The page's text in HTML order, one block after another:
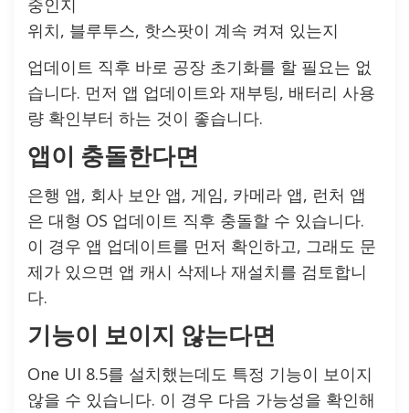
중인지
위치, 블루투스, 핫스팟이 계속 켜져 있는지
업데이트 직후 바로 공장 초기화를 할 필요는 없
습니다. 먼저 앱 업데이트와 재부팅, 배터리 사용
량 확인부터 하는 것이 좋습니다.
앱이 충돌한다면
은행 앱, 회사 보안 앱, 게임, 카메라 앱, 런처 앱
은 대형 OS 업데이트 직후 충돌할 수 있습니다.
이 경우 앱 업데이트를 먼저 확인하고, 그래도 문
제가 있으면 앱 캐시 삭제나 재설치를 검토합니
다.
기능이 보이지 않는다면
One UI 8.5를 설치했는데도 특정 기능이 보이지
않을 수 있습니다. 이 경우 다음 가능성을 확인해